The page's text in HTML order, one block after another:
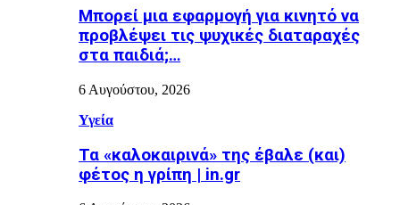
Μπορεί μια εφαρμογή για κινητό να
προβλέψει τις ψυχικές διαταραχές
στα παιδιά;…
6 Αυγούστου, 2026
Υγεία
Τα «καλοκαιρινά» της έβαλε (και)
φέτος η γρίπη | in.gr